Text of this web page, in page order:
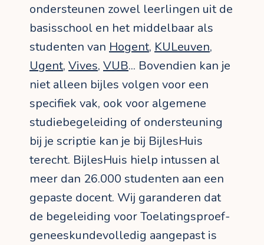
ondersteunen zowel leerlingen uit de
basisschool en het middelbaar als
studenten van Hogent, KULeuven,
Ugent, Vives, VUB... Bovendien kan je
niet alleen bijles volgen voor een
specifiek vak, ook voor algemene
studiebegeleiding of ondersteuning
bij je scriptie kan je bij BijlesHuis
terecht. BijlesHuis hielp intussen al
meer dan 26.000 studenten aan een
gepaste docent. Wij garanderen dat
de begeleiding voor Toelatingsproef-
geneeskundevolledig aangepast is